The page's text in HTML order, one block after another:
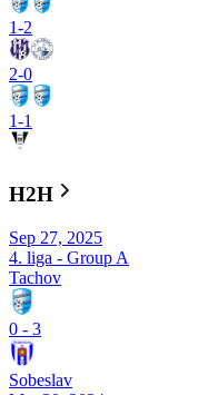
1-2
2-0
1-1
H2H
Sep 27, 2025
4. liga - Group A
Tachov
0 - 3
Sobeslav